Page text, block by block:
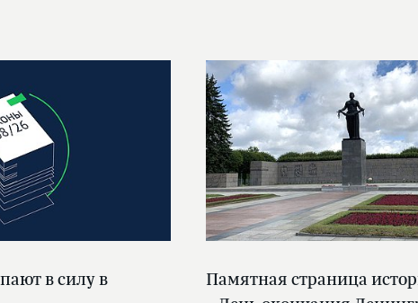
в силу в
Памятная страница